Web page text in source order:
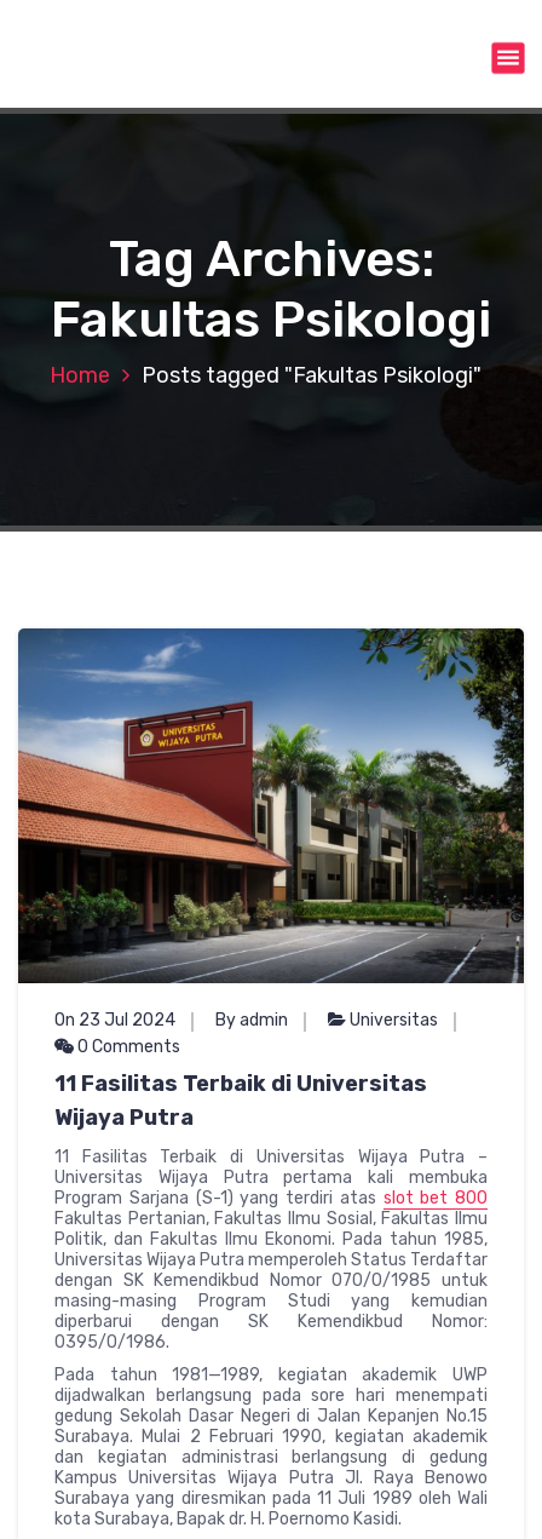
t
Tag Archives:
Fakultas Psikologi
Home Posts tagged "Fakultas Psikologi"
On 23 Jul 2024 By admin
Universitas
0 Comments
11 Fasilitas Terbaik di Universitas
Wijaya Putra
11 Fasilitas Terbaik di Universitas Wijaya Putra –
Universitas Wijaya Putra pertama kali membuka
Program Sarjana (S-1) yang terdiri atas slot bet 800
Fakultas Pertanian, Fakultas Ilmu Sosial, Fakultas Ilmu
Politik, dan Fakultas Ilmu Ekonomi. Pada tahun 1985,
Universitas Wijaya Putra memperoleh Status Terdaftar
dengan SK Kemendikbud Nomor 070/0/1985 untuk
masing-masing Program Studi yang kemudian
diperbarui dengan SK Kemendikbud Nomor:
0395/O/1986.
Pada tahun 1981—1989, kegiatan akademik UWP
dijadwalkan berlangsung pada sore hari menempati
gedung Sekolah Dasar Negeri di Jalan Kepanjen No.15
Surabaya. Mulai 2 Februari 1990, kegiatan akademik
dan kegiatan administrasi berlangsung di gedung
Kampus Universitas Wijaya Putra Jl. Raya Benowo
Surabaya yang diresmikan pada 11 Juli 1989 oleh Wali
kota Surabaya, Bapak dr. H. Poernomo Kasidi.